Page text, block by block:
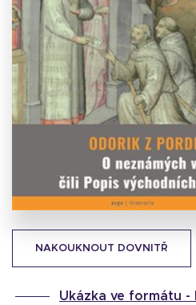
NAKOUKNOUT DOVNITŘ
Ukázka ve formátu -